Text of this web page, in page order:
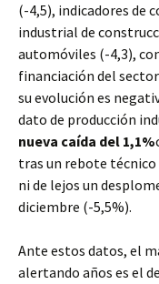
(-4,5), indicadores de
industrial de
automóviles (-4,3),
financiación del
su evolución es
dato de producción
nueva caída del 1,1%
tras un rebote técnico
ni de lejos un
diciembre (-5,5%).
Ante estos datos, el
alertando años es el